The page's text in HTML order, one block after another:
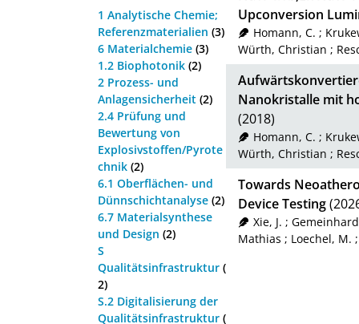
1 Analytische Chemie;
Referenzmaterialien (3)
6 Materialchemie (3)
1.2 Biophotonik (2)
2 Prozess- und
Anlagensicherheit (2)
2.4 Prüfung und
Bewertung von
Explosivstoffen/Pyrote
chnik (2)
6.1 Oberflächen- und
Dünnschichtanalyse (2)
6.7 Materialsynthese
und Design (2)
S
Qualitätsinfrastruktur (
2)
S.2 Digitalisierung der
Qualitätsinfrastruktur (
Upconversion
Homann, C. ;
Würth, Christian ;
Nanokristalle mit
(2018)
Homann, C. ;
Würth, Christian ;
Towards
Device Testing
Xie, J. ;
Mathias ; Loechel, M.